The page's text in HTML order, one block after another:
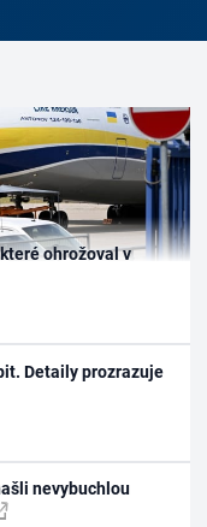
ohrožoval v
Detaily prozrazuje
nevybuchlou